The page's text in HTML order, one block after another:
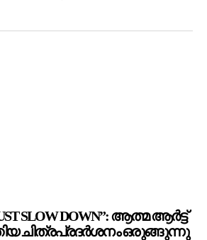
SLOW DOWN”: ആത്മ ആർട്ട്
ചിത്രപ്രദർശനം ഒരുങ്ങുന്നു